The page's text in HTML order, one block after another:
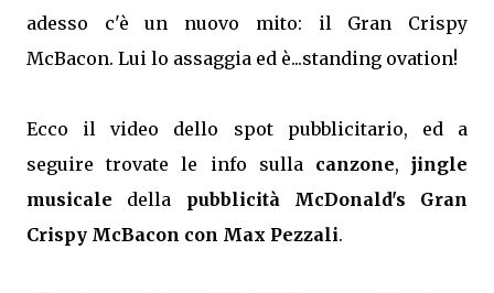
adesso c'è un nuovo mito: il Gran Crispy
McBacon. Lui lo assaggia ed è...standing ovation!
Ecco il video dello spot pubblicitario, ed a
seguire trovate le info sulla canzone,jingle
musicale della pubblicità McDonald's Gran
Crispy McBacon con Max Pezzali.